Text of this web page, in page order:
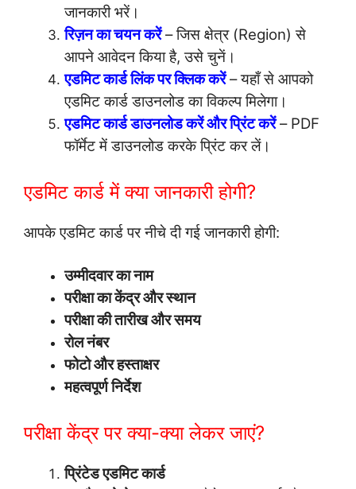
जानकारी भरें।
रिज़न का चयन करें– जिस क्षेत्र (Region) से
आपने आवेदन किया है, उसे चुनें।
एडमिट कार्ड लिंक पर क्लिक करें– यहाँ से आपको
एडमिट कार्ड डाउनलोड का विकल्प मिलेगा।
एडमिट कार्ड डाउनलोड करें और प्रिंट करें– PDF
फॉर्मेट में डाउनलोड करके प्रिंट कर लें।
एडमिट कार्ड में क्या जानकारी होगी?
आपके एडमिट कार्ड पर नीचे दी गई जानकारी होगी:
उम्मीदवार का नाम
परीक्षा का केंद्र और स्थान
परीक्षा की तारीख और समय
रोल नंबर
फोटो और हस्ताक्षर
महत्वपूर्ण निर्देश
परीक्षा केंद्र पर क्या-क्या लेकर जाएं?
प्रिंटेड एडमिट कार्ड